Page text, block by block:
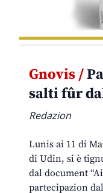
Gnovis /
salti fûr
Redazion
Lunis ai 11 di
di Udin, si è
dal document
partecipazion